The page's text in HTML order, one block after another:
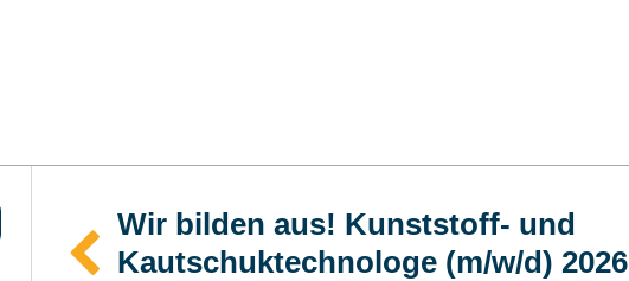
Wir bilden aus! Kunststoff- und
Kautschuktechnologe (m/w/d) 2026